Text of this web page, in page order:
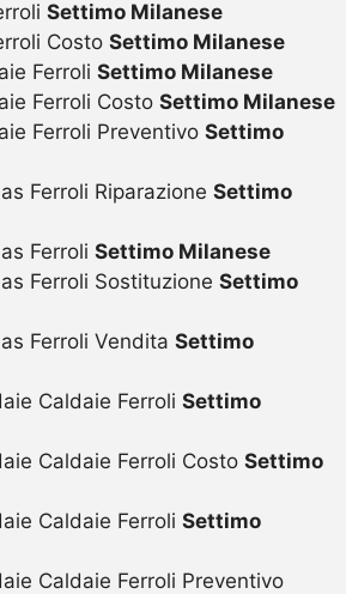
Settimo Milanese
Costo Settimo Milanese
Ferroli Settimo Milanese
Ferroli Costo Settimo Milanese
Ferroli Preventivo Settimo
Ferroli Riparazione Settimo
Ferroli Settimo Milanese
Ferroli Sostituzione Settimo
Ferroli Vendita Settimo
Caldaie Ferroli Settimo
Caldaie Ferroli Costo Settimo
Caldaie Ferroli Settimo
Caldaie Ferroli Preventivo